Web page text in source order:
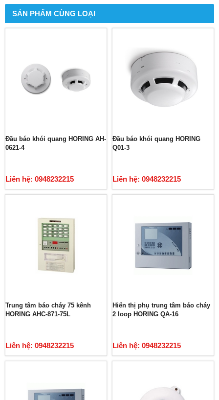
SẢN PHẨM CÙNG LOẠI
Đầu báo khói quang HORING AH-
0621-4
Liên hệ: 0948232215
Đầu báo khói quang HORING
Q01-3
Liên hệ: 0948232215
Trung tâm báo cháy 75 kênh
HORING AHC-871-75L
Liên hệ: 0948232215
Hiển thị phụ trung tâm báo cháy
2 loop HORING QA-16
Liên hệ: 0948232215